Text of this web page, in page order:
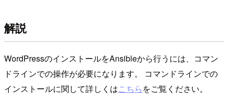
解説
WordPressのインストールをAnsibleから行うには、コマン
ドラインでの操作が必要になります。 コマンドラインでの
インストールに関して詳しくはこちらをご覧ください。